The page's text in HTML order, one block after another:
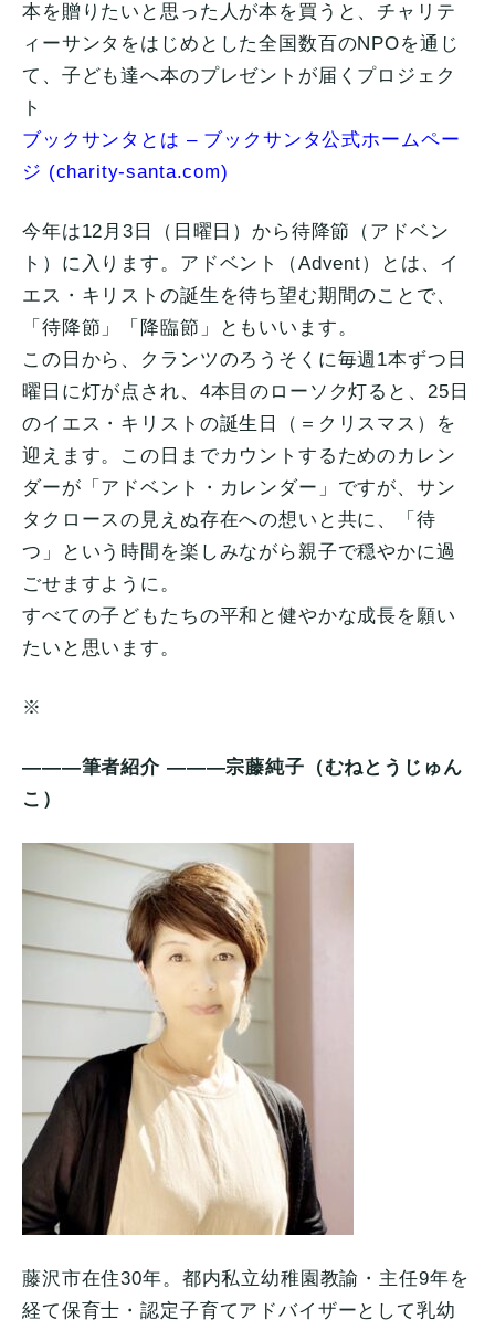
本を贈りたいと思った人が本を買うと、チャリテ
ィーサンタをはじめとした全国数百のNPOを通じ
て、子ども達へ本のプレゼントが届くプロジェク
ト
ブックサンタとは – ブックサンタ公式ホームペー
ジ (charity-santa.com)
今年は12月3日（日曜日）から待降節（アドベン
ト）に入ります。アドベント（Advent）とは、イ
エス・キリストの誕生を待ち望む期間のことで、
「待降節」「降臨節」ともいいます。
この日から、クランツのろうそくに毎週1本ずつ日
曜日に灯が点され、4本目のローソク灯ると、25日
のイエス・キリストの誕生日（＝クリスマス）を
迎えます。この日までカウントするためのカレン
ダーが「アドベント・カレンダー」ですが、サン
タクロースの見えぬ存在への想いと共に、「待
つ」という時間を楽しみながら親子で穏やかに過
ごせますように。
すべての子どもたちの平和と健やかな成長を願い
たいと思います。
※
―――筆者紹介 ―――宗藤純子（むねとうじゅん
こ）
藤沢市在住30年。都内私立幼稚園教諭・主任9年を
経て保育士・認定子育てアドバイザーとして乳幼